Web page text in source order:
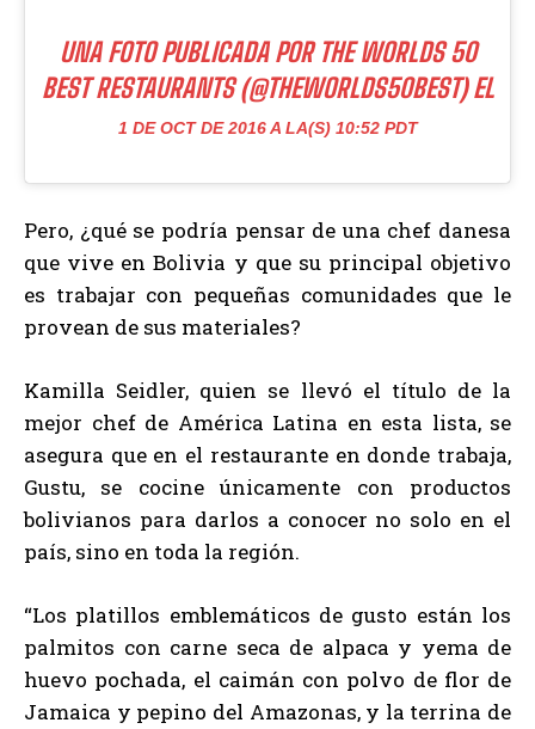
UNA FOTO PUBLICADA POR THE WORLDS 50
BEST RESTAURANTS (@THEWORLDS50BEST) EL
1 DE OCT DE 2016 A LA(S) 10:52 PDT
Pero, ¿qué se podría pensar de una chef danesa
que vive en Bolivia y que su principal objetivo
es trabajar con pequeñas comunidades que le
provean de sus materiales?
Kamilla Seidler, quien se llevó el título de la
mejor chef de América Latina en esta lista, se
asegura que en el restaurante en donde trabaja,
Gustu, se cocine únicamente con productos
bolivianos para darlos a conocer no solo en el
país, sino en toda la región.
“Los platillos emblemáticos de gusto están los
palmitos con carne seca de alpaca y yema de
huevo pochada, el caimán con polvo de flor de
Jamaica y pepino del Amazonas, y la terrina de